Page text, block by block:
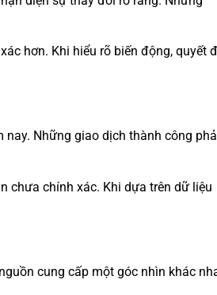
hơn. Khi hiểu rõ biến động, quyết
Những giao dịch thành công
chưa chính xác. Khi dựa trên dữ liệu
cung cấp một góc nhìn khác